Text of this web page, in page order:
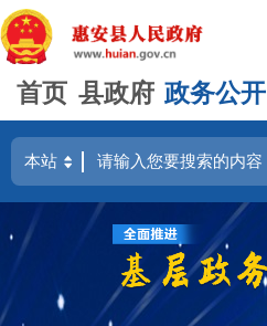
首页 县政府 政务公开